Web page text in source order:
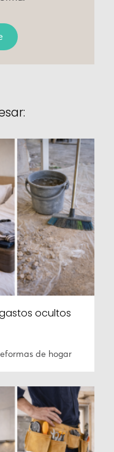
ocultos
de hogar